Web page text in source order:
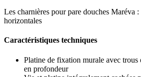
Les charnières pour pare douches Maréva
horizontales
Caractéristiques techniques
Platine de fixation murale avec
en profondeur